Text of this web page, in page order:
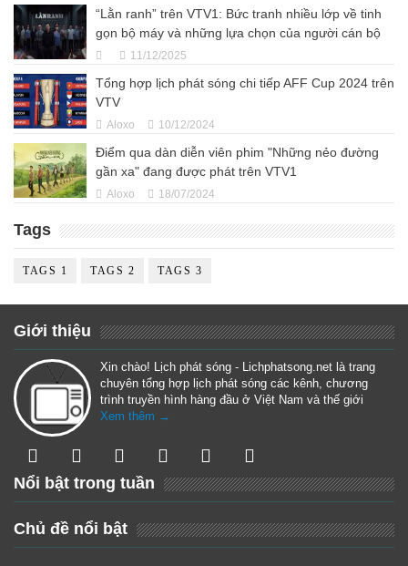
“Lằn ranh” trên VTV1: Bức tranh nhiều lớp về tinh
gọn bộ máy và những lựa chọn của người cán bộ
11/12/2025
Tổng hợp lịch phát sóng chi tiếp AFF Cup 2024 trên
VTV
Aloxo 10/12/2024
Điểm qua dàn diễn viên phim "Những nẻo đường
gần xa" đang được phát trên VTV1
Aloxo 18/07/2024
Tags
TAGS 1 TAGS 2 TAGS 3
Giới thiệu
Xin chào! Lịch phát sóng - Lichphatsong.net là trang
chuyên tổng hợp lịch phát sóng các kênh, chương
trình truyền hình hàng đầu ở Việt Nam và thế giới
Xem thêm →
Nổi bật trong tuần
Chủ đề nổi bật